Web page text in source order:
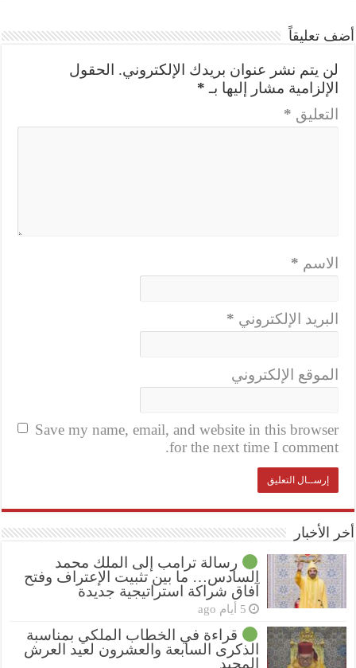
أضف تعليقاً
لن يتم نشر عنوان بريدك الإلكتروني.
الحقول
الإلزامية مشار إليها بـ *
التعليق *
الاسم *
البريد الإلكتروني *
الموقع الإلكتروني
Save my name, email, and website in this browser
for the next time I comment.
أخر الأخبار
رسالة ترامب إلى الملك محمد
السادس… ما بين تثبيت الإعتراف وفتح
آفاق شراكة استراتيجية جديدة
5 أيام ago
قراءة في الخطاب الملكي بمناسبة
الذكرى السابعة والعشرون لعيد العرش
المجيد